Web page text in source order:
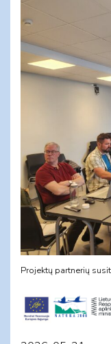
Projektų partnerių